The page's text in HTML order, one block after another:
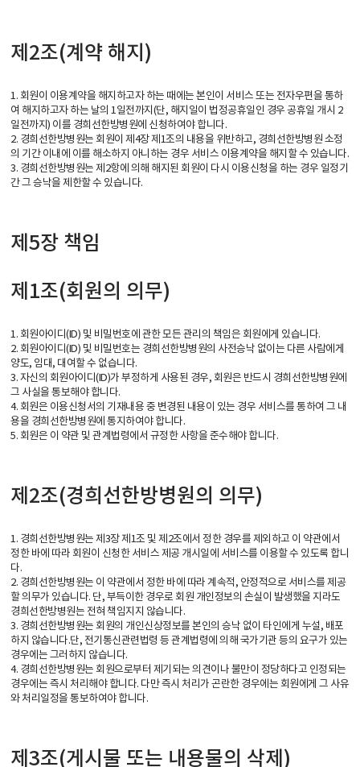
제2조(계약 해지)
1. 회원이 이용계약을 해지하고자 하는 때에는 본인이 서비스 또는 전자우편을 통하
여 해지하고자 하는 날의 1일전까지(단, 해지일이 법정공휴일인 경우 공휴일 개시 2
일전까지) 이를 경희선한방병원에 신청하여야 합니다.
2. 경희선한방병원는 회원이 제4장 제1조의 내용을 위반하고, 경희선한방병원 소정
의 기간 이내에 이를 해소하지 아니하는 경우 서비스 이용계약을 해지할 수 있습니다.
3. 경희선한방병원는 제2항에 의해 해지된 회원이 다시 이용신청을 하는 경우 일정기
간 그 승낙을 제한할 수 있습니다.
제5장 책임
제1조(회원의 의무)
1. 회원아이디(ID) 및 비밀번호에 관한 모든 관리의 책임은 회원에게 있습니다.
2. 회원아이디(ID) 및 비밀번호는 경희선한방병원의 사전승낙 없이는 다른 사람에게
양도, 임대, 대여할 수 없습니다.
3. 자신의 회원아이디(ID)가 부정하게 사용된 경우, 회원은 반드시 경희선한방병원에
그 사실을 통보해야 합니다.
4. 회원은 이용신청서의 기재내용 중 변경된 내용이 있는 경우 서비스를 통하여 그 내
용을 경희선한방병원에 통지하여야 합니다.
5. 회원은 이 약관 및 관계법령에서 규정한 사항을 준수해야 합니다.
제2조(경희선한방병원의 의무)
1. 경희선한방병원는 제3장 제1조 및 제2조에서 정한 경우를 제외하고 이 약관에서
정한 바에 따라 회원이 신청한 서비스 제공 개시일에 서비스를 이용할 수 있도록 합니
다.
2. 경희선한방병원는 이 약관에서 정한 바에 따라 계속적, 안정적으로 서비스를 제공
할 의무가 있습니다. 단, 부득이한 경우로 회원 개인정보의 손실이 발생했을 지라도
경희선한방병원는 전혀 책임지지 않습니다.
3. 경희선한방병원는 회원의 개인신상정보를 본인의 승낙 없이 타인에게 누설, 배포
하지 않습니다.단, 전기통신관련법령 등 관계법령에 의해 국가기관 등의 요구가 있는
경우에는 그러하지 않습니다.
4. 경희선한방병원는 회원으로부터 제기되는 의견이나 불만이 정당하다고 인정되는
경우에는 즉시 처리해야 합니다. 다만 즉시 처리가 곤란한 경우에는 회원에게 그 사유
와 처리일정을 통보하여야 합니다.
제3조(게시물 또는 내용물의 삭제)